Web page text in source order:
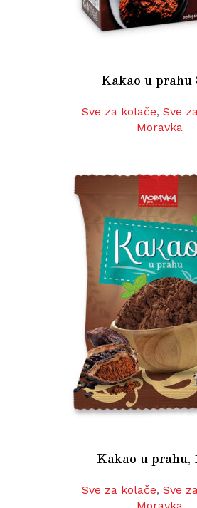
Kakao u prahu
Sve za kolače, Sve
Moravka
Kakao u prahu,
Sve za kolače, Sve